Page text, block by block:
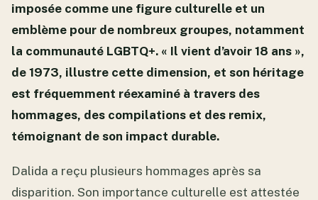
imposée comme une figure culturelle et un
emblème pour de nombreux groupes, notamment
la communauté LGBTQ+. « Il vient d’avoir 18 ans »,
de 1973, illustre cette dimension, et son héritage
est fréquemment réexaminé à travers des
hommages, des compilations et des remix,
témoignant de son impact durable.
Dalida a reçu plusieurs hommages après sa
disparition. Son importance culturelle est attestée